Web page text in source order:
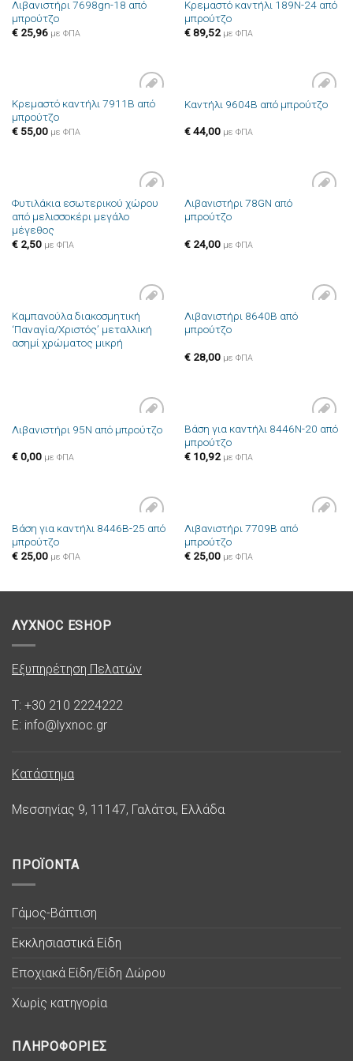
Πρόσθήκη
Λιβανιστήρι 7698gn-18 από
μπρούτζο
€25,96 με ΦΠΑ
Πρόσθήκη
Κρεμαστό καντήλι 189N-24 από
μπρούτζο
€89,52 με ΦΠΑ
Πρόσθήκη
Κρεμαστό καντήλι 7911B από
μπρούτζο
€55,00 με ΦΠΑ
Πρόσθήκη
Καντήλι 9604B από μπρούτζο
€44,00 με ΦΠΑ
Πρόσθήκη
στην λίστα
Φυτιλάκια εσωτερικού χώρου
από μελισσοκέρι μεγάλο
μέγεθος
€2,50 με ΦΠΑ
Πρόσθήκη
Λιβανιστήρι 78GN από
μπρούτζο
€24,00 με ΦΠΑ
Πρόσθήκη
στην λίστα
επιθυμιών
Καμπανούλα διακοσμητική
‘Παναγία/Χριστός’ μεταλλική
ασημί χρώματος μικρή
Πρόσθήκη
Λιβανιστήρι 8640B από
μπρούτζο
€28,00 με ΦΠΑ
Πρόσθήκη
Λιβανιστήρι 95N από μπρούτζο
€0,00 με ΦΠΑ
Πρόσθήκη
Βάση για καντήλι 8446N-20 από
μπρούτζο
€10,92 με ΦΠΑ
Πρόσθήκη
Βάση για καντήλι 8446B-25 από
μπρούτζο
€25,00 με ΦΠΑ
Πρόσθήκη
Λιβανιστήρι 7709B από
μπρούτζο
€25,00 με ΦΠΑ
ΛΥΧΝΟC ESHOP
Εξυπηρέτηση Πελατών
T: +30 210 2224222
E: info@lyxnoc.gr
Κατάστημα
Μεσσηνίας 9, 11147, Γαλάτσι, Ελλάδα
ΠΡΟΪΟΝΤΑ
Γάμος-Βάπτιση
Εκκλησιαστικά Είδη
Εποχιακά Είδη/Είδη Δώρου
Χωρίς κατηγορία
ΠΛΗΡΟΦΟΡΙΕΣ